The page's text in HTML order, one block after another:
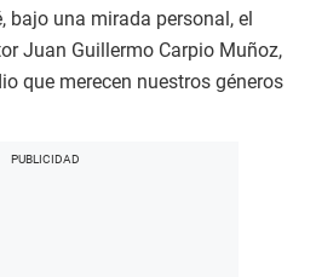
bajo una mirada personal, el
Juan Guillermo Carpio Muñoz,
que merecen nuestros géneros